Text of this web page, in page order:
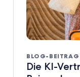
BLOG-BEITRAG
Die KI-